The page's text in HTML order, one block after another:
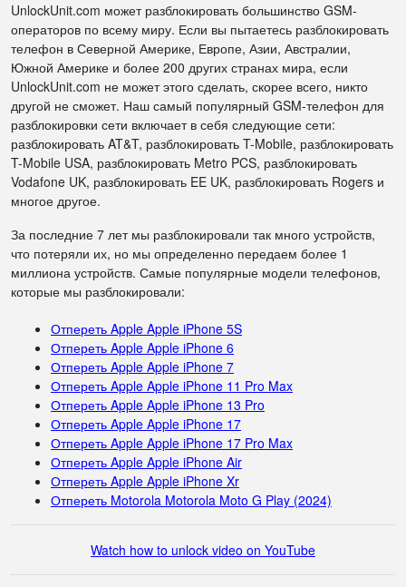
UnlockUnit.com может разблокировать большинство GSM-
операторов по всему миру. Если вы пытаетесь разблокировать
телефон в Северной Америке, Европе, Азии, Австралии,
Южной Америке и более 200 других странах мира, если
UnlockUnit.com не может этого сделать, скорее всего, никто
другой не сможет. Наш самый популярный GSM-телефон для
разблокировки сети включает в себя следующие сети:
разблокировать AT&T, разблокировать T-Mobile, разблокировать
T-Mobile USA, разблокировать Metro PCS, разблокировать
Vodafone UK, разблокировать EE UK, разблокировать Rogers и
многое другое.
За последние 7 лет мы разблокировали так много устройств,
что потеряли их, но мы определенно передаем более 1
миллиона устройств. Самые популярные модели телефонов,
которые мы разблокировали:
Отпереть Apple Apple iPhone 5S
Отпереть Apple Apple iPhone 6
Отпереть Apple Apple iPhone 7
Отпереть Apple Apple iPhone 11 Pro Max
Отпереть Apple Apple iPhone 13 Pro
Отпереть Apple Apple iPhone 17
Отпереть Apple Apple iPhone 17 Pro Max
Отпереть Apple Apple iPhone Air
Отпереть Apple Apple iPhone Xr
Отпереть Motorola Motorola Moto G Play (2024)
Watch how to unlock video on YouTube